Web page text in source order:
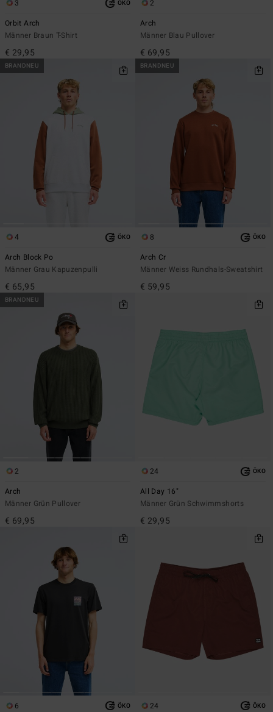
3 ÖKO
Orbit Arch
Männer Braun T-Shirt
€ 29,95
2
Arch
Männer Blau Pullover
€ 69,95
BRANDNEU
4 ÖKO
Arch Block Po
Männer Grau Kapuzenpulli
€ 65,95
BRANDNEU
8 ÖKO
Arch Cr
Männer Weiss Rundhals-Sweatshirt
€ 59,95
BRANDNEU
2
Arch
Männer Grün Pullover
€ 69,95
24 ÖKO
All Day 16"
Männer Grün Schwimmshorts
€ 29,95
6 ÖKO 24 ÖKO